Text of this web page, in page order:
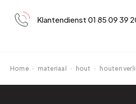
Klantendienst 01 85 09 39
Home · materiaal · hout · houten